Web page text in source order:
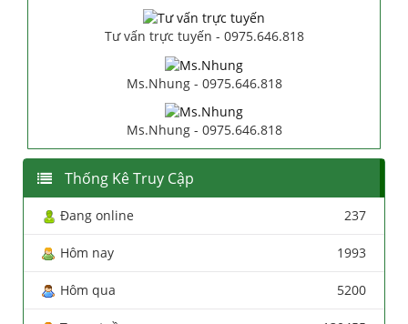
Tư vấn trực tuyến - 0975.646.818
Ms.Nhung - 0975.646.818
Ms.Nhung - 0975.646.818
Thống Kê Truy Cập
Đang online 237
Hôm nay 1993
Hôm qua 5200